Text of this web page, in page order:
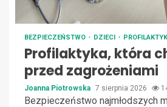
BEZPIECZEŃSTWO DZIECI
Profilaktyka, która
przed zagrożeniami
Joanna Piotrowska 7 sierpnia 2026
Bezpieczeństwo najmłodszych